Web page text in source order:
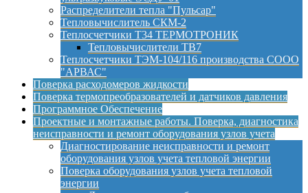
Распределители тепла "Пульсар"
Тепловычислитель СКМ-2
Теплосчетчики Т34 ТЕРМОТРОНИК
Тепловычислители ТВ7
Теплосчетчики ТЭМ-104/116 производства СООО
"АРВАС"
Поверка расходомеров жидкости
Поверка термопреобразователей и датчиков давления
Программное Обеспечение
Проектные и монтажные работы. Поверка, диагностика
неисправности и ремонт оборудования узлов учета
Диагностирование неисправности и ремонт
оборудования узлов учета тепловой энергии
Поверка оборудования узлов учета тепловой
энергии